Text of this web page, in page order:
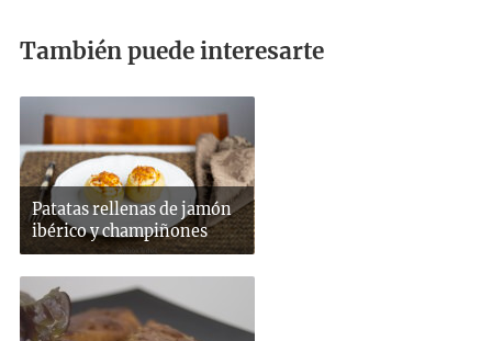
También puede interesarte
Patatas rellenas de jamón
ibérico y champiñones